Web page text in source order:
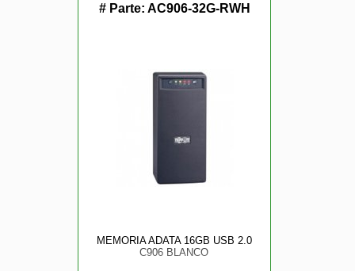
# Parte: AC906-32G-RWH
MEMORIA ADATA 16GB USB 2.0
C906 BLANCO